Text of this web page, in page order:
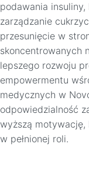
podawania
zarządzanie
przesunięcie w
skoncentrowanych
lepszego rozwoju
empowermentu
medycznych w
odpowiedzialność
wyższą motywację,
w pełnionej roli.